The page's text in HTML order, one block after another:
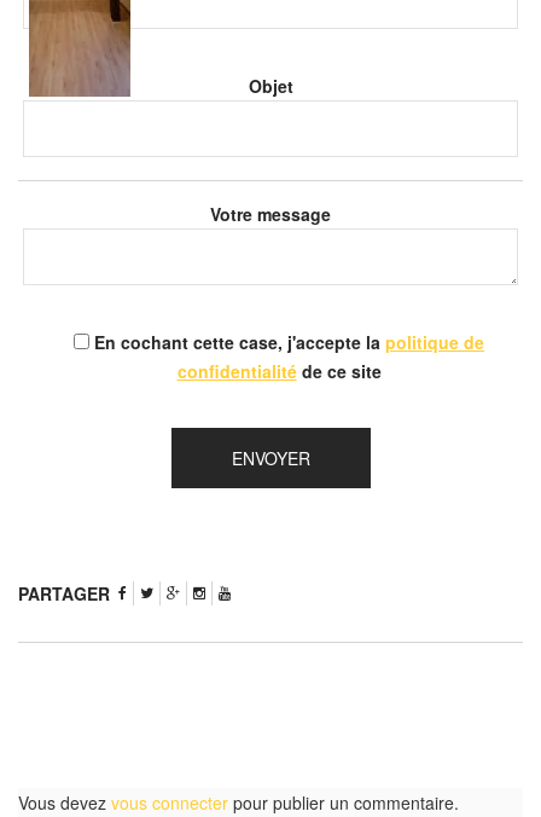
Objet
Votre message
En cochant cette case, j'accepte la politique de
confidentialitéde ce site
PARTAGER
Vous devez vous connecter pour publier un commentaire.